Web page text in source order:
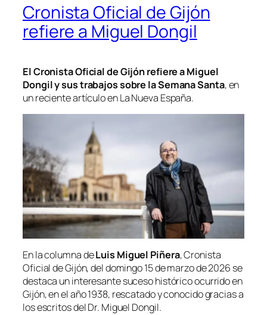
Cronista Oficial de Gijón
refiere a Miguel Dongil
El Cronista Oficial de Gijón refiere a Miguel
Dongil y sus trabajos sobre la Semana Santa, en
un reciente artículo enLa Nueva España.
En la columna deLuis Miguel Piñera, Cronista
Oficial de Gijón, del domingo 15 de marzo de 2026 se
destaca un interesante suceso histórico ocurrido en
Gijón, en el año 1938, rescatado y conocido gracias a
los escritos del Dr. Miguel Dongil.